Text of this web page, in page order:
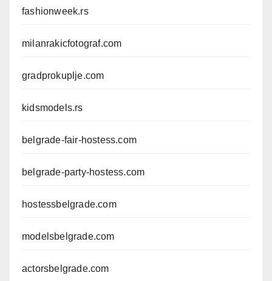
fashionweek.rs
milanrakicfotograf.com
gradprokuplje.com
kidsmodels.rs
belgrade-fair-hostess.com
belgrade-party-hostess.com
hostessbelgrade.com
modelsbelgrade.com
actorsbelgrade.com